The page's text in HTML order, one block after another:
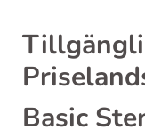
Basic